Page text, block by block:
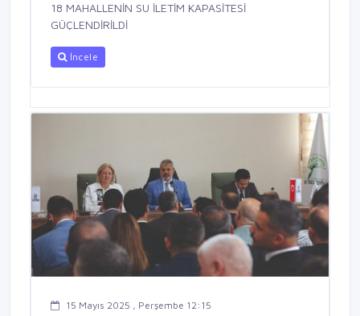
18 MAHALLENİN SU İLETİM KAPASİTESİ
GÜÇLENDİRİLDİ
İncele
15 Mayıs 2025 , Perşembe 12:15